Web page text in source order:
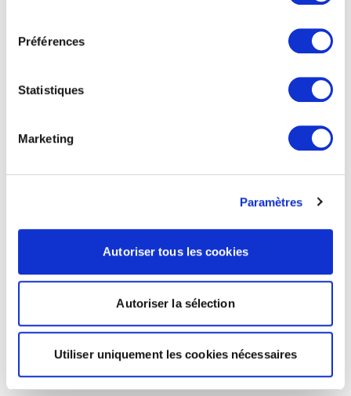
Préférences
Statistiques
Marketing
Paramètres
Autoriser tous les cookies
Autoriser la sélection
Utiliser uniquement les cookies nécessaires